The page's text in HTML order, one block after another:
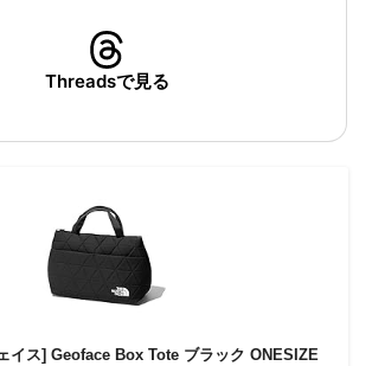
方のヒント
かる
コミュニティ
よく分かる
専門サイト
Threadsで見る
イス] Geoface Box Tote ブラック ONESIZE